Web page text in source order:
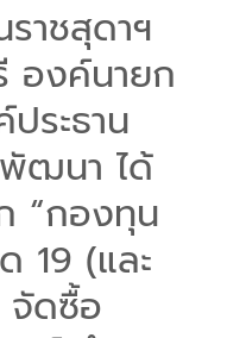
าชสุดาฯ
องค์นายก
ระธาน
ฒนา ได้
“กองทุน
19 (และ
จัดซื้อ